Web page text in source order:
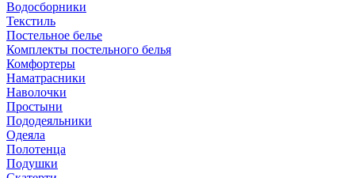
Водосборники
Текстиль
Постельное белье
Комплекты постельного белья
Комфортеры
Наматрасники
Наволочки
Простыни
Пододеяльники
Одеяла
Полотенца
Подушки